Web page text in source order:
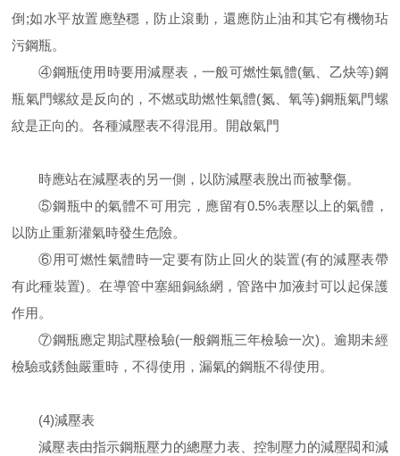
倒;如水平放置應墊穩，防止滾動，還應防止油和其它有機物玷
污鋼瓶。
④鋼瓶使用時要用減壓表，一般可燃性氣體(氫、乙炔等)鋼
瓶氣門螺紋是反向的，不燃或助燃性氣體(氮、氧等)鋼瓶氣門螺
紋是正向的。各種減壓表不得混用。開啟氣門
時應站在減壓表的另一側，以防減壓表脫出而被擊傷。
⑤鋼瓶中的氣體不可用完，應留有0.5%表壓以上的氣體，
以防止重新灌氣時發生危險。
⑥用可燃性氣體時一定要有防止回火的裝置(有的減壓表帶
有此種裝置)。在導管中塞細銅絲網，管路中加液封可以起保護
作用。
⑦鋼瓶應定期試壓檢驗(一般鋼瓶三年檢驗一次)。逾期未經
檢驗或銹蝕嚴重時，不得使用，漏氣的鋼瓶不得使用。
(4)減壓表
減壓表由指示鋼瓶壓力的總壓力表、控制壓力的減壓閥和減